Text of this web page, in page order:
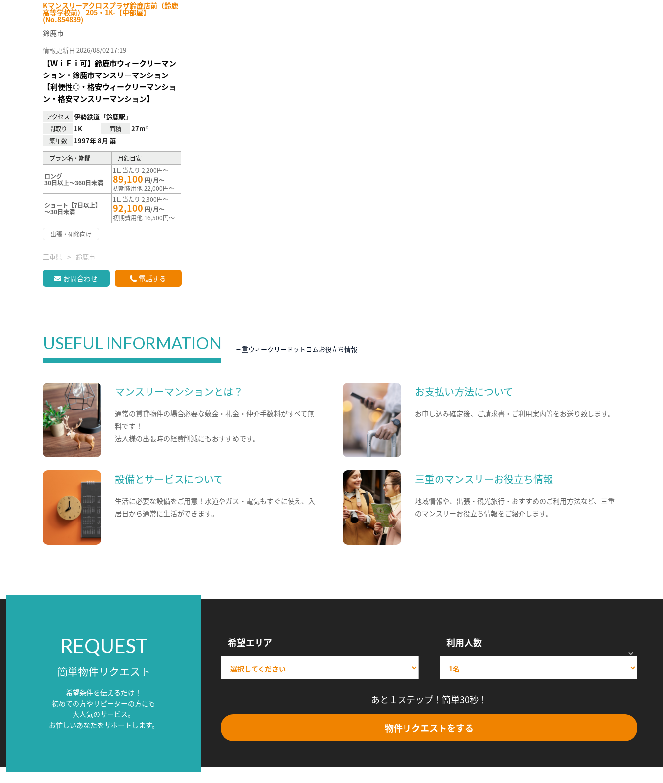
Kマンスリーアクロスプラザ鈴鹿店前（鈴鹿
高等学校前） 205・1K-【中部屋】
(No.854839)
鈴鹿市
情報更新日 2026/08/02 17:19
【ＷｉＦｉ可】鈴鹿市ウィークリーマン
ション・鈴鹿市マンスリーマンション
【利便性◎・格安ウィークリーマンショ
ン・格安マンスリーマンション】
アクセス 伊勢鉄道「鈴鹿駅」
間取り 1K 面積 27m²
築年数 1997年 8月 築
プラン名・期間 月額目安
ロング
30日以上～360日未満
1日当たり 2,200円～
89,100 円/月～
初期費用他 22,000円～
ショート【7日以上】
～30日未満
1日当たり 2,300円～
92,100 円/月～
初期費用他 16,500円～
出張・研修向け
三重県 鈴鹿市
お問合わせ 電話する
USEFUL INFORMATION 三重ウィークリードットコムお役立ち情報
マンスリーマンションとは？
通常の賃貸物件の場合必要な敷金・礼金・仲介手数料がすべて無
料です！
法人様の出張時の経費削減にもおすすめです。
お支払い方法について
お申し込み確定後、ご請求書・ご利用案内等をお送り致します。
設備とサービスについて
生活に必要な設備をご用意！水道やガス・電気もすぐに使え、入
居日から通常に生活ができます。
三重のマンスリーお役立ち情報
地域情報や、出張・観光旅行・おすすめのご利用方法など、三重
のマンスリーお役立ち情報をご紹介します。
REQUEST
簡単物件リクエスト
希望条件を伝えるだけ！
初めての方やリピーターの方にも
大人気のサービス。
お忙しいあなたをサポートします。
希望エリア 利用人数
あと１ステップ！簡単30秒！
物件リクエストをする